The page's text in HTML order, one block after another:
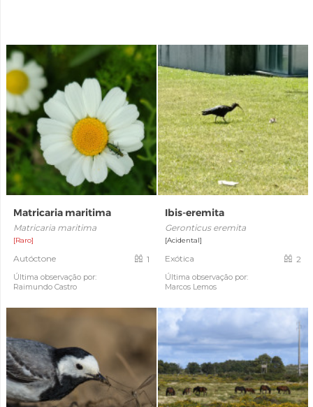
Matricaria maritima
Matricaria maritima
[Raro]
Autóctone
Última observação por:
Raimundo Castro
1
Ibis-eremita
Geronticus eremita
[Acidental]
Exótica
Última observação por:
Marcos Lemos
2